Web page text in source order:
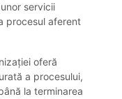
servicii
procesul aferent
oferă
a procesului,
la terminarea